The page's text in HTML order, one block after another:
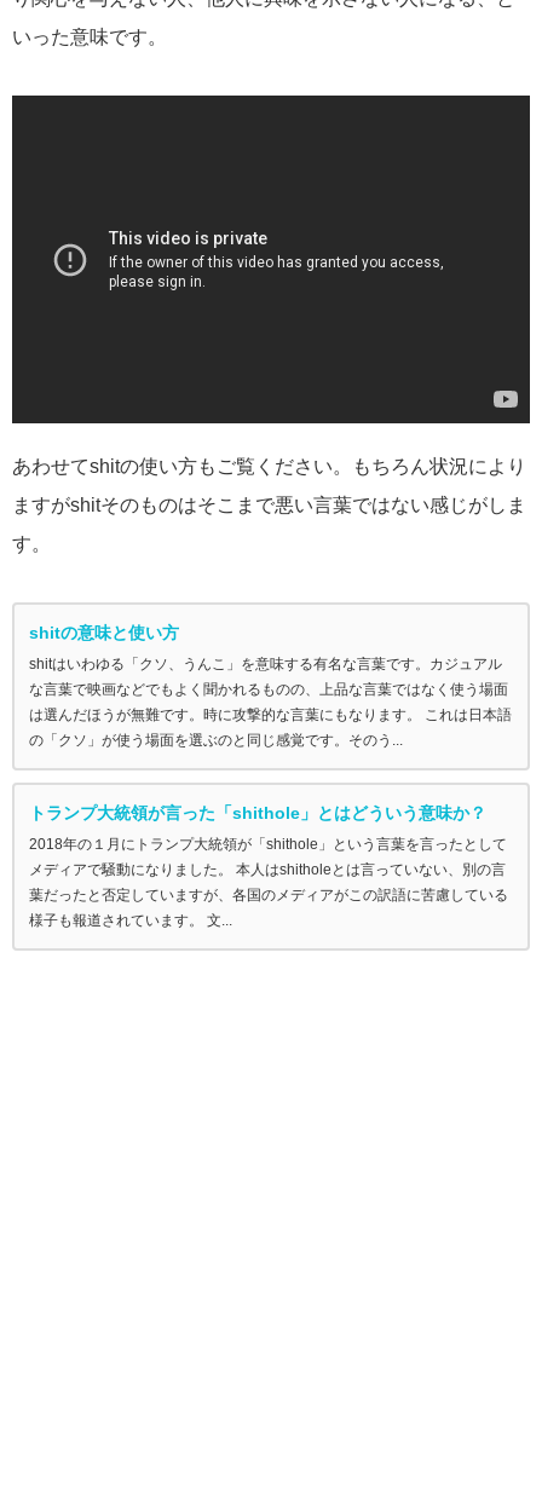
いった意味です。
あわせてshitの使い方もご覧ください。もちろん状況により
ますがshitそのものはそこまで悪い言葉ではない感じがしま
す。
shitの意味と使い方
shitはいわゆる「クソ、うんこ」を意味する有名な言葉です。カジュアル
な言葉で映画などでもよく聞かれるものの、上品な言葉ではなく使う場面
は選んだほうが無難です。時に攻撃的な言葉にもなります。 これは日本語
の「クソ」が使う場面を選ぶのと同じ感覚です。そのう...
トランプ大統領が言った「shithole」とはどういう意味か？
2018年の１月にトランプ大統領が「shithole」という言葉を言ったとして
メディアで騒動になりました。 本人はshitholeとは言っていない、別の言
葉だったと否定していますが、各国のメディアがこの訳語に苦慮している
様子も報道されています。 文...